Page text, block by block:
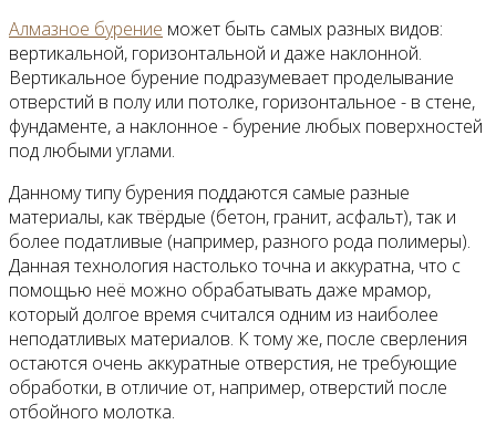
Алмазное бурение может быть самых разных видов:
вертикальной, горизонтальной и даже наклонной.
Вертикальное бурение подразумевает проделывание
отверстий в полу или потолке, горизонтальное - в стене,
фундаменте, а наклонное - бурение любых поверхностей
под любыми углами.
Данному типу бурения поддаются самые разные
материалы, как твёрдые (бетон, гранит, асфальт), так и
более податливые (например, разного рода полимеры).
Данная технология настолько точна и аккуратна, что с
помощью неё можно обрабатывать даже мрамор,
который долгое время считался одним из наиболее
неподатливых материалов. К тому же, после сверления
остаются очень аккуратные отверстия, не требующие
обработки, в отличие от, например, отверстий после
отбойного молотка.